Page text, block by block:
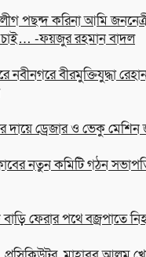
পছন্দ করিনা আমি
চাই… -ফয়জুর রহমান বাদল
নবীনগরে বীরমুক্তিযুদ্ধা
দায়ে ড্রেজার ও ভেকু মেশিন
নতুন কমিটি গঠন
ফেরার পথে বজ্রপাতে